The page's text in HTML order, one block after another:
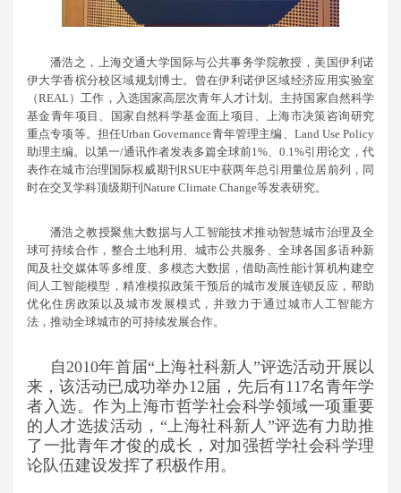
潘浩之，上海交通大学国际与公共事务学院教授，美国伊利诺
伊大学香槟分校区域规划博士。曾在伊利诺伊区域经济应用实验室
（REAL）工作，入选国家高层次青年人才计划。主持国家自然科学
基金青年项目、国家自然科学基金面上项目、上海市决策咨询研究
重点专项等。担任Urban Governance青年管理主编、Land Use Policy
助理主编。以第一/通讯作者发表多篇全球前1%、0.1%引用论文，代
表作在城市治理国际权威期刊RSUE中获两年总引用量位居前列，同
时在交叉学科顶级期刊Nature Climate Change等发表研究。
潘浩之教授聚焦大数据与人工智能技术推动智慧城市治理及全
球可持续合作，整合土地利用、城市公共服务、全球各国多语种新
闻及社交媒体等多维度、多模态大数据，借助高性能计算机构建空
间人工智能模型，精准模拟政策干预后的城市发展连锁反应，帮助
优化住房政策以及城市发展模式，并致力于通过城市人工智能方
法，推动全球城市的可持续发展合作。
自2010年首届“上海社科新人”评选活动开展以
来，该活动已成功举办12届，先后有117名青年学
者入选。作为上海市哲学社会科学领域一项重要
的人才选拔活动，“上海社科新人”评选有力助推
了一批青年才俊的成长，对加强哲学社会科学理
论队伍建设发挥了积极作用。